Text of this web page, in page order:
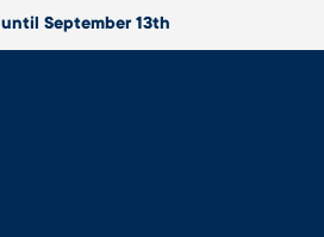
until September 13th